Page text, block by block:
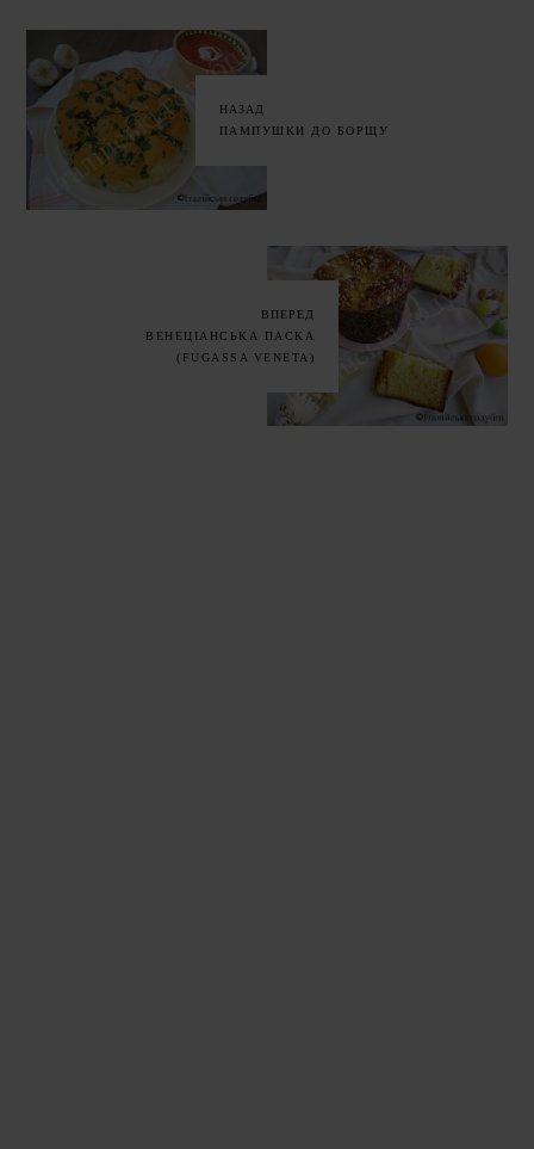
НАЗАД
ПАМПУШКИ ДО БОРЩУ
ВПЕРЕД
ВЕНЕЦІАНСЬКА ПАСКА
(FUGASSA VENETA)